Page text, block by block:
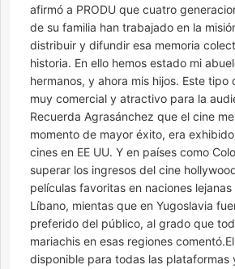
afirmó a PRODU que cuatro
de su familia han trabajado en la
distribuir y difundir esa memoria
historia. En ello hemos estado mi
hermanos, y ahora mis hijos. Este tipo
muy comercial y atractivo para la
Recuerda Agrasánchez que el cine
momento de mayor éxito, era
cines en EE UU. Y en países como
superar los ingresos del cine
películas favoritas en naciones
Líbano, mientas que en Yugoslavia
preferido del público, al grado que
mariachis en esas regiones
disponible para todas las plataformas